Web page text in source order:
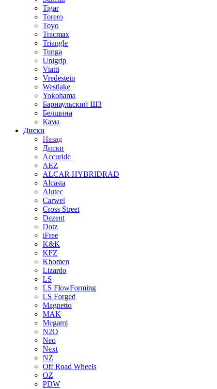
Tigar
Torero
Toyo
Tracmax
Triangle
Tunga
Unigrip
Viatti
Vredestein
Westlake
Yokohama
Барнаульский ШЗ
Белшина
Кама
Диски
Назад
Диски
Accuride
AEZ
ALCAR HYBRIDRAD
Alcasta
Alutec
Carwel
Cross Street
Dezent
Dotz
iFree
K&K
KFZ
Khomen
Lizardo
LS
LS FlowForming
LS Forged
Magnetto
MAK
Megami
N2O
Neo
Next
NZ
Off Road Wheels
OZ
PDW